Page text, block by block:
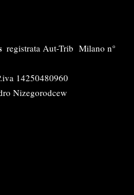
registrata Aut-Trib Milano n°
14250480960
Nizegorodcew